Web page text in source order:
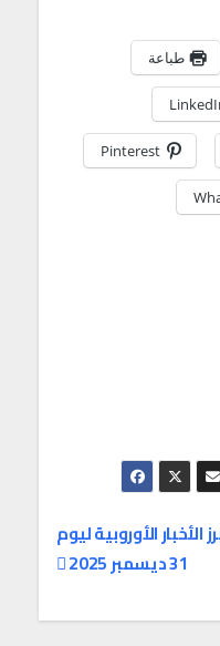
طباعة
Pinterest
الأخبار الأوروبية ليوم
31 ديسمبر 2025